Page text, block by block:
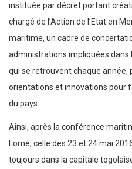
instituée par décret portant
chargé de l’Action de l’Etat en
maritime, un cadre de
administrations impliquées dans
qui se retrouvent chaque année,
orientations et innovations pour
du pays.
Ainsi, après la conférence
Lomé, celle des 23 et 24 mai
toujours dans la capitale